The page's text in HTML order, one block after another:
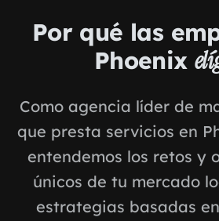
Por qué las
Phoenix
Como agencia líder de
que presta servicios en
entendemos los retos y
únicos de tu mercado
estrategias basadas